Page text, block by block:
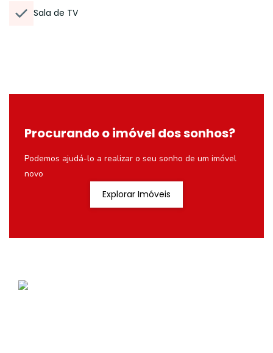
Sala de TV
Procurando o imóvel dos sonhos?
Podemos ajudá-lo a realizar o seu sonho de um imóvel
novo
Explorar Imóveis